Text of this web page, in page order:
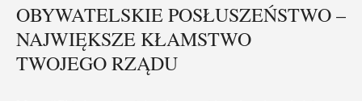
OBYWATELSKIE POSŁUSZEŃSTWO –
NAJWIĘKSZE KŁAMSTWO
TWOJEGO RZĄDU